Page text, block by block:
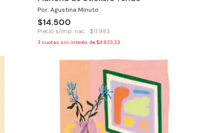
Por: Agustina Minuto
$14.500
Precio s/imp. nac. : $11.983
3 cuotas sin interés de$4.833,33